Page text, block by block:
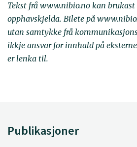
Tekst frå www.nibio.no kan
opphavskjelda. Bilete på
utan samtykke frå
ikkje ansvar for innhald på
er lenka til.
Publikasjoner